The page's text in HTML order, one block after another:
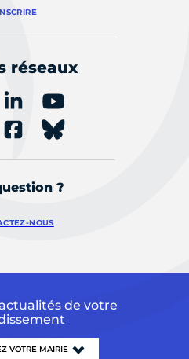
réseaux
?
NOUS
de votre